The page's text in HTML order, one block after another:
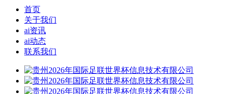
首页
关于我们
ai资讯
ai动态
联系我们